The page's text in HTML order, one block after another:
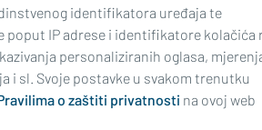
kao i
situacija,
Brodu da
identifikatora uređaja te
poput IP adrese i identifikatore kolačića
personaliziranih oglasa,
i sl. Svoje postavke u svakom trenutku
o zaštiti privatnosti na ovoj web